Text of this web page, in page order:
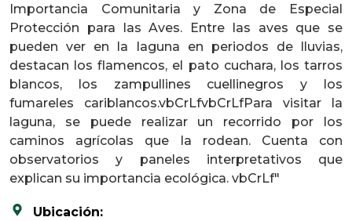
Importancia Comunitaria y Zona de Especial
Protección para las Aves. Entre las aves que se
pueden ver en la laguna en periodos de lluvias,
destacan los flamencos, el pato cuchara, los tarros
blancos, los zampullines cuellinegros y los
fumareles cariblancos.vbCrLfvbCrLfPara visitar la
laguna, se puede realizar un recorrido por los
caminos agrícolas que la rodean. Cuenta con
observatorios y paneles interpretativos que
explican su importancia ecológica. vbCrLf"
Ubicación: